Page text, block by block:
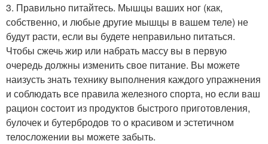
3. Правильно питайтесь. Мышцы ваших ног (как,
собственно, и любые другие мышцы в вашем теле) не
будут расти, если вы будете неправильно питаться.
Чтобы сжечь жир или набрать массу вы в первую
очередь должны изменить свое питание. Вы можете
наизусть знать технику выполнения каждого упражнения
и соблюдать все правила железного спорта, но если ваш
рацион состоит из продуктов быстрого приготовления,
булочек и бутербродов то о красивом и эстетичном
телосложении вы можете забыть.